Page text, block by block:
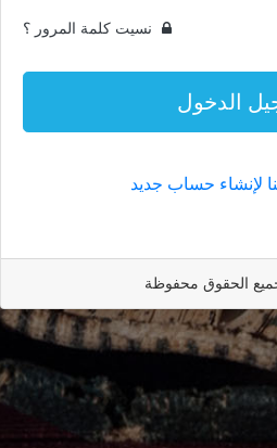
نسيت كلمة المرور ؟
الدخول
لإنشاء حساب جديد